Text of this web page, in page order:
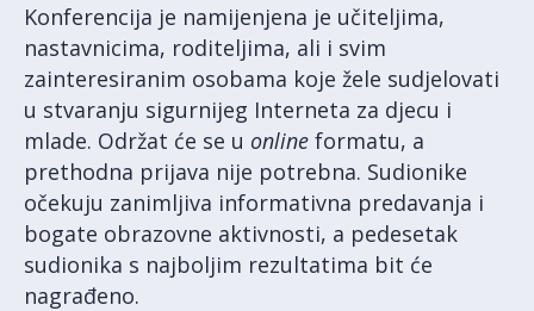
Konferencija je namijenjena je učiteljima,
nastavnicima, roditeljima, ali i svim
zainteresiranim osobama koje žele sudjelovati
u stvaranju sigurnijeg Interneta za djecu i
mlade. Održat će se u online formatu, a
prethodna prijava nije potrebna. Sudionike
očekuju zanimljiva informativna predavanja i
bogate obrazovne aktivnosti, a pedesetak
sudionika s najboljim rezultatima bit će
nagrađeno.